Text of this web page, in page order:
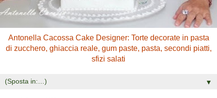
Antonella Cacossa Cake Designer: Torte decorate in pasta
di zucchero, ghiaccia reale, gum paste, pasta, secondi piatti,
sfizi salati
▼